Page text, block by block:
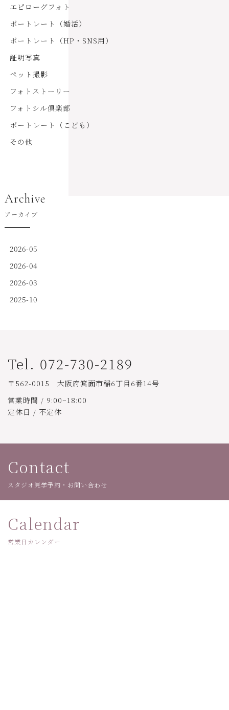
エピローグフォト
ポートレート（婚活）
ポートレート（HP・SNS用）
証明写真
ペット撮影
フォトストーリー
フォトシル倶楽部
ポートレート（こども）
その他
Archive
アーカイブ
2026-05
2026-04
2026-03
2025-10
Tel. 072-730-2189
〒562-0015 大阪府箕面市稲6丁目6番14号
営業時間 / 9:00~18:00
定休日 / 不定休
Contact
スタジオ見学予約・お問い合わせ
Calendar
営業日カレンダー